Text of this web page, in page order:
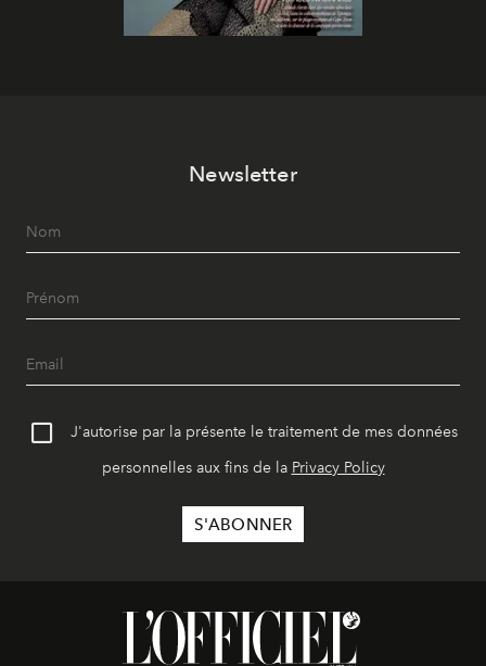
Newsletter
J'autorise par la présente le traitement de mes données
personnelles aux fins de la Privacy Policy